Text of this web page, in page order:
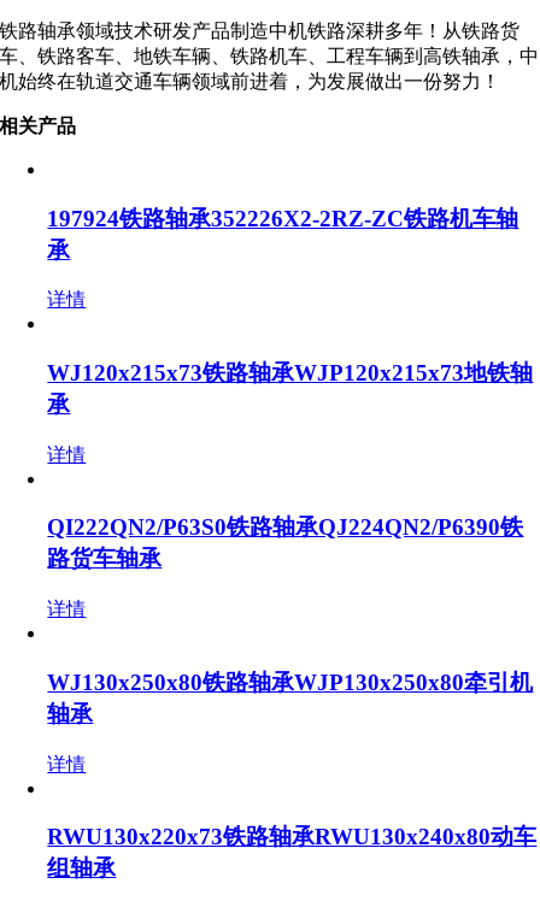
铁路轴承领域技术研发产品制造中机铁路深耕多年！从铁路货
车、铁路客车、地铁车辆、铁路机车、工程车辆到高铁轴承，中
机始终在轨道交通车辆领域前进着，为发展做出一份努力！
相关产品
197924铁路轴承352226X2-2RZ-ZC铁路机车轴
承
详情
WJ120x215x73铁路轴承WJP120x215x73地铁轴
承
详情
QI222QN2/P63S0铁路轴承QJ224QN2/P6390铁
路货车轴承
详情
WJ130x250x80铁路轴承WJP130x250x80牵引机
轴承
详情
RWU130x220x73铁路轴承RWU130x240x80动车
组轴承